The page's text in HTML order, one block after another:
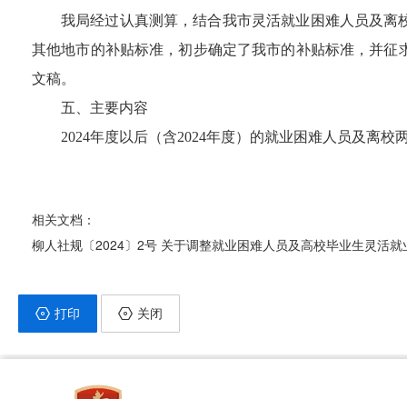
我局经过认真测算，结合我市灵活就业困难人员及离
其他地市的补贴标准，初步确定了我市的补贴标准，并
文稿。
五、主要内容
2024年度以后（含2024年度）的就业困难人员及离校
相关文档：
柳人社规〔2024〕2号 关于调整就业困难人员及高校毕业生灵活
打印 关闭